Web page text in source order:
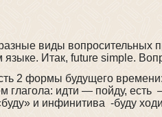
виды вопросительных
Итак, future simple.
2 формы будущего
глагола: идти — пойду,
и инфинитива -буду